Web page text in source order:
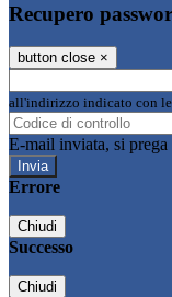
Recupero
button close ×
all'indirizzo indicato con
E-mail inviata, si
Errore
Chiudi
Successo
Chiudi